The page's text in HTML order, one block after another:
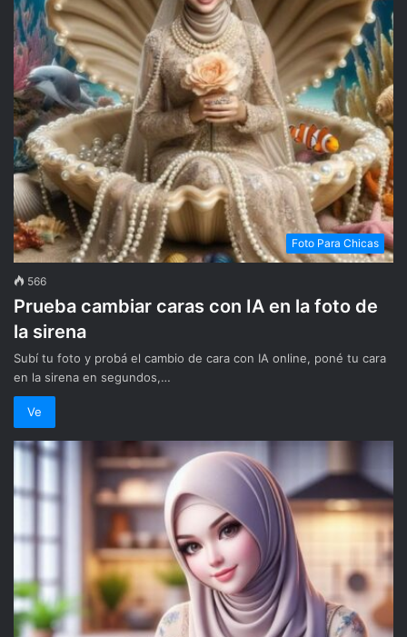
Foto Para Chicas
566
Prueba cambiar caras con IA en la foto de
la sirena
Subí tu foto y probá el cambio de cara con IA online, poné tu cara
en la sirena en segundos,…
Ve